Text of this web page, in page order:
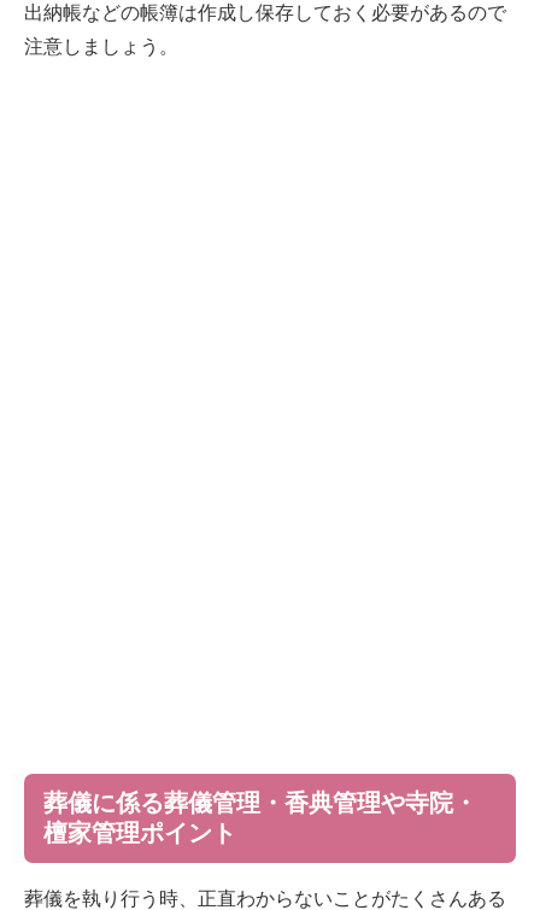
出納帳などの帳簿は作成し保存しておく必要があるので
注意しましょう。
葬儀に係る葬儀管理・香典管理や寺院・
檀家管理ポイント
葬儀を執り行う時、正直わからないことがたくさんある